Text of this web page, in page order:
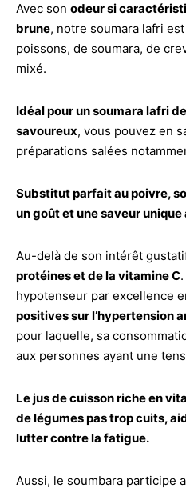
Avec son odeur si
brune, notre soumara lafri
poissons, de soumara, de
mixé.
Idéal pour un soumara lafri
savoureux, vous pouvez en
préparations salées
Substitut parfait au poivre,
un goût et une saveur unique
Au-delà de son intérêt
protéines et de la vitamine C
hypotenseur par excellence
positives sur l’hypertension
pour laquelle, sa
aux personnes ayant une
Le jus de cuisson riche en
de légumes pas trop cuits,
lutter contre la fatigue.
Aussi, le soumbara participe